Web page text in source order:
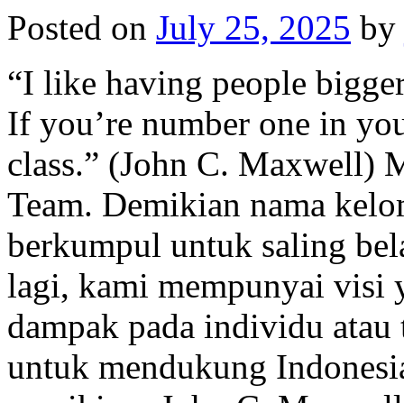
Posted on July 25, 2025 by
“I like having people
If you’re number one in
class.” (John C. Maxwell)
Team. Demikian nama
berkumpul untuk saling
lagi, kami mempunyai visi
dampak pada individu
untuk mendukung